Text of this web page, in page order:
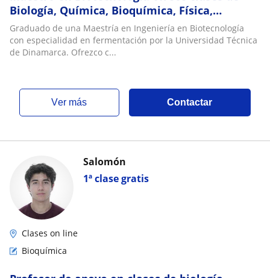
Biología, Química, Bioquímica, Física,
Matemáticas, y disciplinas relacionadas
(ESP/ING)
Graduado de una Maestría en Ingeniería en Biotecnología
con especialidad en fermentación por la Universidad Técnica
de Dinamarca. Ofrezco c...
ver más Contactar
1ª clase gratis
Salomón
Clases on line
Bioquímica